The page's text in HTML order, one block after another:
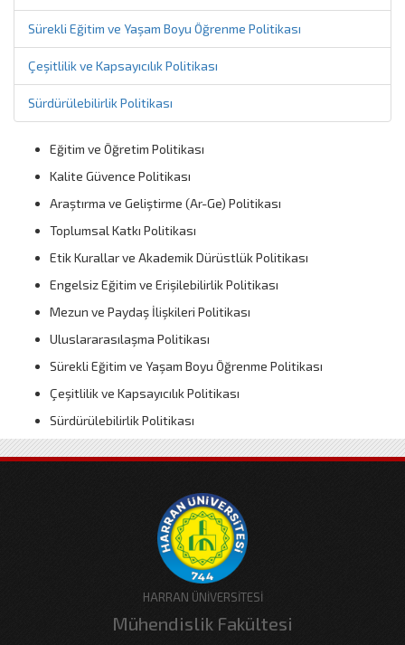
Sürekli Eğitim ve Yaşam Boyu Öğrenme Politikası
Çeşitlilik ve Kapsayıcılık Politikası
Sürdürülebilirlik Politikası
Eğitim ve Öğretim Politikası
Kalite Güvence Politikası
Araştırma ve Geliştirme (Ar-Ge) Politikası
Toplumsal Katkı Politikası
Etik Kurallar ve Akademik Dürüstlük Politikası
Engelsiz Eğitim ve Erişilebilirlik Politikası
Mezun ve Paydaş İlişkileri Politikası
Uluslararasılaşma Politikası
Sürekli Eğitim ve Yaşam Boyu Öğrenme Politikası
Çeşitlilik ve Kapsayıcılık Politikası
Sürdürülebilirlik Politikası
HARRAN ÜNİVERSİTESİ
Mühendislik Fakültesi